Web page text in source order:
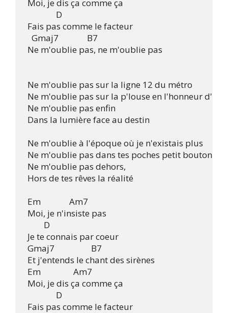
Moi, je dis ça comme ça
               D
Fais pas comme le facteur
   Gmaj7              B7
Ne m'oublie pas, ne m'oublie pas
Ne m'oublie pas sur la ligne 12 du métro
Ne m'oublie pas sur la p'louse en l'honneur d'un
Ne m'oublie pas enfin
Dans la lumière face au destin
Ne m'oublie à l'époque où je n'existais plus
Ne m'oublie pas dans tes poches petit bouton
Ne m'oublie pas dehors,
Hors de tes rêves la réalité
Em              Am7
Moi, je n'insiste pas
         D
Je te connais par coeur
Gmaj7                  B7
Et j'entends le chant des sirènes
Em                Am7
Moi, je dis ça comme ça
               D
Fais pas comme le facteur